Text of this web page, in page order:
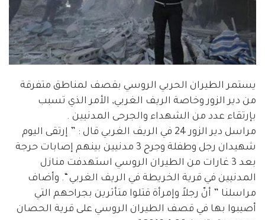
يستمر الطيران الحربي الروسي بقصف لمناطق متفرقة
من دير الزور وخاصة الريف الغربي, الأمر الذي تسبب
بإرتقاء عدد من الشهداء والجرحى المدنيين .
مراسل دير الزور 24 في الريف الغربي قال : ” إرتقى اليوم
شهيدان رجل وطفلة وجرح 3 مدنيين بينهم إصابات حرجة
بعد 3 غارات من الطيران الروسي استهدفت منازل
المدنيين في قرية الخريطة في الريف الغربي “. وأضاف
مراسلنا ” أنّ رجلاً وإمرأة قتلوا متأثرين بجراحهم التي
أصيبوا بها في قصف الطيران الروسي على قرية الحصان